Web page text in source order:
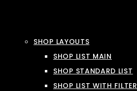
SHOP LAYOUTS
SHOP LIST MAIN
SHOP STANDARD LIST
SHOP LIST WITH FILTER